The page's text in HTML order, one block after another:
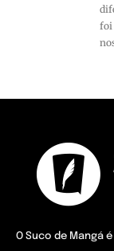
foi
O Suco de Mangá